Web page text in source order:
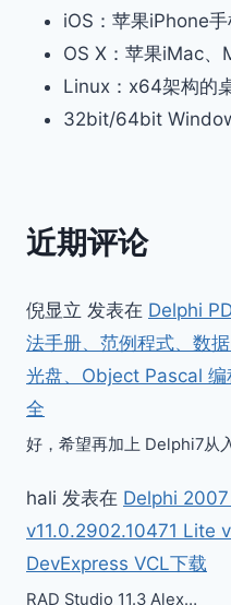
iOS：苹果iPhone
OS X：苹果iMac、
Linux：x64架构的
32bit/64bit
近期评论
倪显立 发表在 Delphi
法手册、范例程式、数
光盘、Object Pascal
全
好，希望再加上 Delphi7从
hali 发表在 Delphi
v11.0.2902.10471 Lite
DevExpress VCL下载
RAD Studio 11.3 Alex…